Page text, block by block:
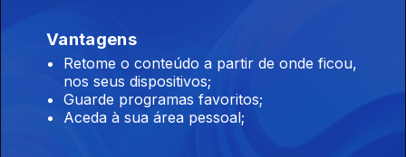
05 dez. 2017
Vantagens
Retome o conteúdo a partir de onde ficou,
nos seus dispositivos;
Guarde programas favoritos;
Aceda à sua área pessoal;